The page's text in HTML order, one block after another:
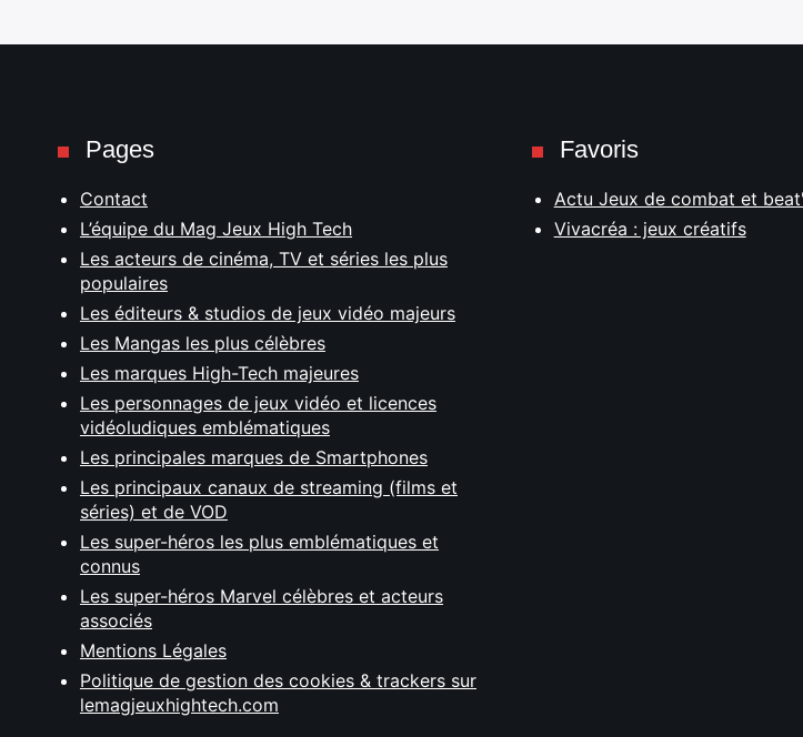
Pages
Contact
L’équipe du Mag Jeux High Tech
Les acteurs de cinéma, TV et séries les plus
populaires
Les éditeurs & studios de jeux vidéo majeurs
Les Mangas les plus célèbres
Les marques High-Tech majeures
Les personnages de jeux vidéo et licences
vidéoludiques emblématiques
Les principales marques de Smartphones
Les principaux canaux de streaming (films et
séries) et de VOD
Les super-héros les plus emblématiques et
connus
Les super-héros Marvel célèbres et acteurs
associés
Mentions Légales
Politique de gestion des cookies & trackers sur
lemagjeuxhightech.com
Favoris
Actu Jeux de combat et
Vivacréa : jeux créatifs